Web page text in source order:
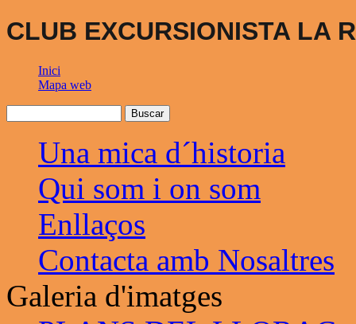
CLUB EXCURSIONISTA LA
Inici
Mapa web
Una mica d´historia
Qui som i on som
Enllaços
Contacta amb Nosaltres
Galeria d'imatges